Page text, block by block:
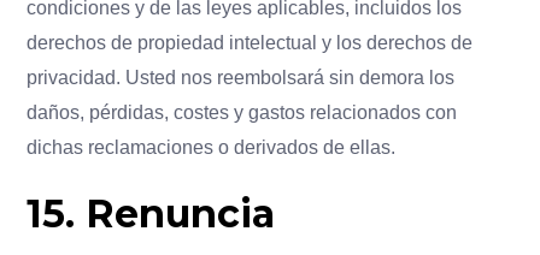
condiciones y de las leyes aplicables, incluidos los
derechos de propiedad intelectual y los derechos de
privacidad. Usted nos reembolsará sin demora los
daños, pérdidas, costes y gastos relacionados con
dichas reclamaciones o derivados de ellas.
15. Renuncia